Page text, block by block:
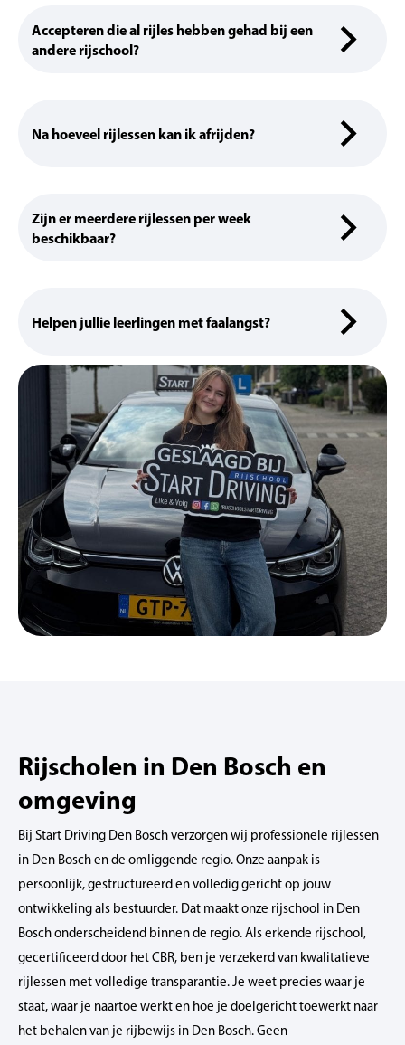
Accepteren die al rijles hebben gehad bij een
andere rijschool?
Na hoeveel rijlessen kan ik afrijden?
Zijn er meerdere rijlessen per week
beschikbaar?
Helpen jullie leerlingen met faalangst?
Rijscholen in Den Bosch en
omgeving
Bij Start Driving Den Bosch verzorgen wij professionele rijlessen
in Den Bosch en de omliggende regio. Onze aanpak is
persoonlijk, gestructureerd en volledig gericht op jouw
ontwikkeling als bestuurder. Dat maakt onze rijschool in Den
Bosch onderscheidend binnen de regio. Als erkende rijschool,
gecertificeerd door het CBR, ben je verzekerd van kwalitatieve
rijlessen met volledige transparantie. Je weet precies waar je
staat, waar je naartoe werkt en hoe je doelgericht toewerkt naar
het behalen van je rijbewijs in Den Bosch. Geen